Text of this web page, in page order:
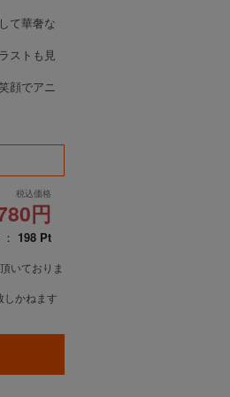
て華奢な
ストも見
顔でアニ
税込価格
円
198 Pt
いておりま
しかねます